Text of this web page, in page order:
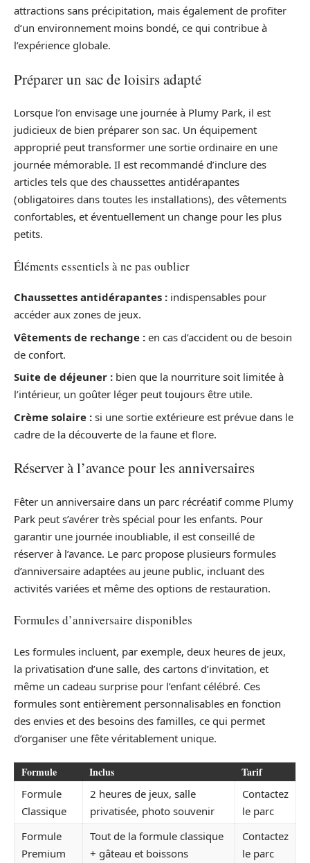
attractions sans précipitation, mais également de profiter
d’un environnement moins bondé, ce qui contribue à
l’expérience globale.
Préparer un sac de loisirs adapté
Lorsque l’on envisage une journée à Plumy Park, il est
judicieux de bien préparer son sac. Un équipement
approprié peut transformer une sortie ordinaire en une
journée mémorable. Il est recommandé d’inclure des
articles tels que des chaussettes antidérapantes
(obligatoires dans toutes les installations), des vêtements
confortables, et éventuellement un change pour les plus
petits.
Éléments essentiels à ne pas oublier
Chaussettes antidérapantes : indispensables pour
accéder aux zones de jeux.
Vêtements de rechange : en cas d’accident ou de besoin
de confort.
Suite de déjeuner : bien que la nourriture soit limitée à
l’intérieur, un goûter léger peut toujours être utile.
Crème solaire : si une sortie extérieure est prévue dans le
cadre de la découverte de la faune et flore.
Réserver à l’avance pour les anniversaires
Fêter un anniversaire dans un parc récréatif comme Plumy
Park peut s’avérer très spécial pour les enfants. Pour
garantir une journée inoubliable, il est conseillé de
réserver à l’avance. Le parc propose plusieurs formules
d’anniversaire adaptées au jeune public, incluant des
activités variées et même des options de restauration.
Formules d’anniversaire disponibles
Les formules incluent, par exemple, deux heures de jeux,
la privatisation d’une salle, des cartons d’invitation, et
même un cadeau surprise pour l’enfant célébré. Ces
formules sont entièrement personnalisables en fonction
des envies et des besoins des familles, ce qui permet
d’organiser une fête véritablement unique.
Formule Inclus Tarif
Formule
Classique
2 heures de jeux, salle
privatisée, photo souvenir
Contactez
le parc
Formule
Premium
Tout de la formule classique
+ gâteau et boissons
Contactez
le parc